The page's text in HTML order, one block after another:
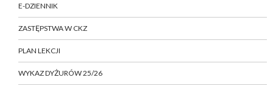
E-DZIENNIK
ZASTĘPSTWA W CKZ
PLAN LEKCJI
WYKAZ DYŻURÓW 25/26